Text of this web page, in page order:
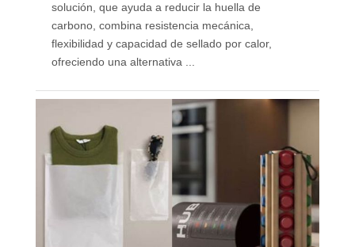
solución, que ayuda a reducir la huella de
carbono, combina resistencia mecánica,
flexibilidad y capacidad de sellado por calor,
ofreciendo una alternativa ...